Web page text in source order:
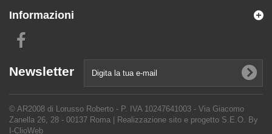
Informazioni
© AR2008 di Lorusso Roberto - P. IVA 10247641003 - Via Giacomo
Zanella 26, 28 - 00137 Roma |
Realizzazione sito e progetto S.E.O. By
I-ClioWeb
Newsletter